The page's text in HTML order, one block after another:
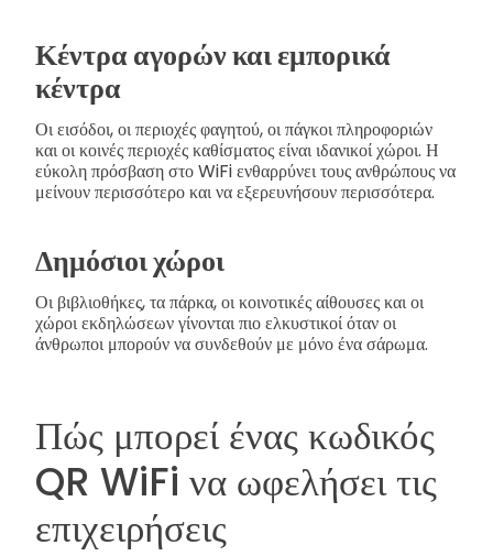
Κέντρα αγορών και εμπορικά
κέντρα
Οι εισόδοι, οι περιοχές φαγητού, οι πάγκοι πληροφοριών
και οι κοινές περιοχές καθίσματος είναι ιδανικοί χώροι. Η
εύκολη πρόσβαση στο WiFi ενθαρρύνει τους ανθρώπους να
μείνουν περισσότερο και να εξερευνήσουν περισσότερα.
Δημόσιοι χώροι
Οι βιβλιοθήκες, τα πάρκα, οι κοινοτικές αίθουσες και οι
χώροι εκδηλώσεων γίνονται πιο ελκυστικοί όταν οι
άνθρωποι μπορούν να συνδεθούν με μόνο ένα σάρωμα.
Πώς μπορεί ένας κωδικός
QR WiFi να ωφελήσει τις
επιχειρήσεις